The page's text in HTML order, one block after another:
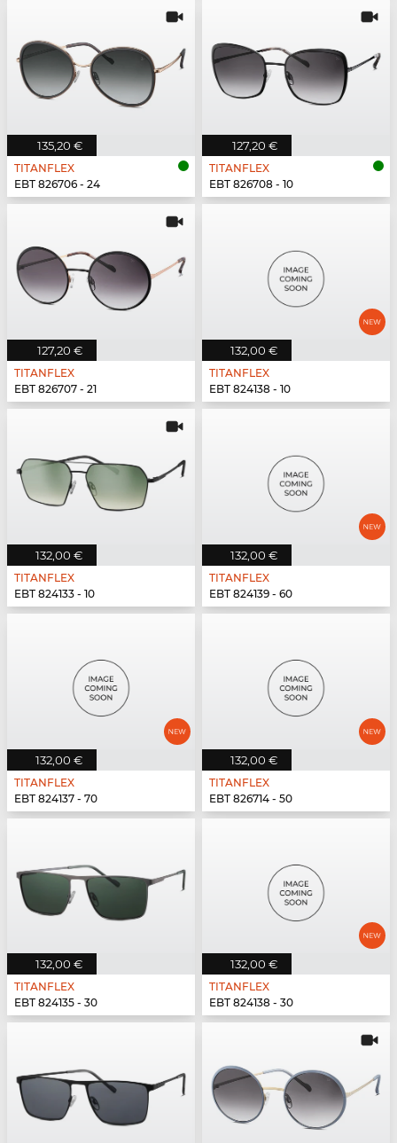
135,20 €
TITANFLEX
EBT 826706 - 24
127,20 €
TITANFLEX
EBT 826708 - 10
127,20 €
TITANFLEX
EBT 826707 - 21
132,00 €
TITANFLEX
EBT 824138 - 10
132,00 €
TITANFLEX
EBT 824133 - 10
132,00 €
TITANFLEX
EBT 824139 - 60
132,00 €
TITANFLEX
EBT 824137 - 70
132,00 €
TITANFLEX
EBT 826714 - 50
132,00 €
TITANFLEX
EBT 824135 - 30
132,00 €
TITANFLEX
EBT 824138 - 30